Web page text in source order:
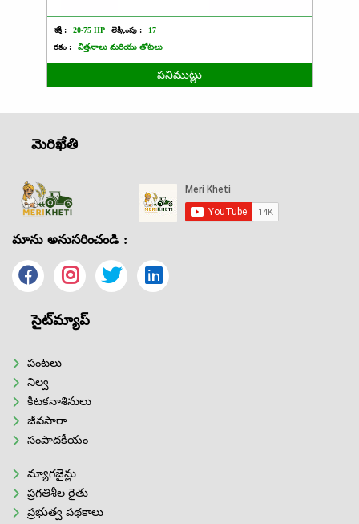
శక్తి : 20-75 HP లెక్కింపు :
17
రకం :
విత్తనాలు మరియు తోటలు
పనిముట్లు
మెరిఖేతి
మాను అనుసరించండి :
సైట్‌మ్యాప్
పంటలు
నిల్వ
కీటకనాశినులు
జీవసారా
సంపాదకీయం
మ్యాగజైన్లు
ప్రగతిశీల రైతు
ప్రభుత్వ పథకాలు